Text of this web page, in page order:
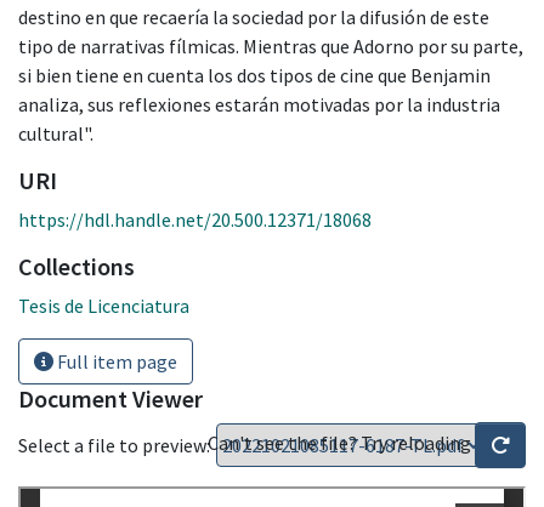
destino en que recaería la sociedad por la difusión de este
tipo de narrativas fílmicas. Mientras que Adorno por su parte,
si bien tiene en cuenta los dos tipos de cine que Benjamin
analiza, sus reflexiones estarán motivadas por la industria
cultural".
URI
https://hdl.handle.net/20.500.12371/18068
Collections
Tesis de Licenciatura
Full item page
Document Viewer
Select a file to preview:Can't see the file? Try reloading